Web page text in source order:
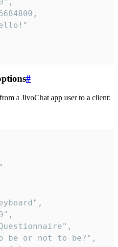
#
a JivoChat app user to a client: